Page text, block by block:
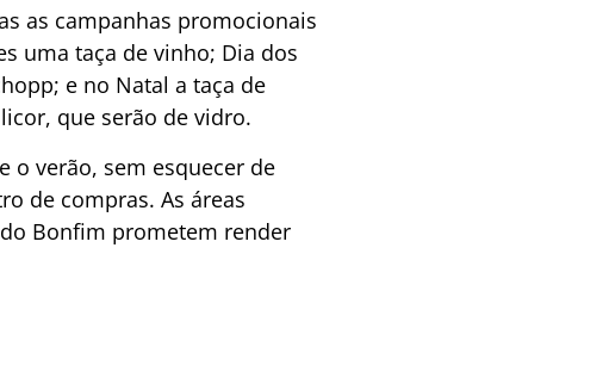
as campanhas promocionais
uma taça de vinho; Dia dos
e no Natal a taça de
que serão de vidro.
o verão, sem esquecer de
de compras. As áreas
Bonfim prometem render